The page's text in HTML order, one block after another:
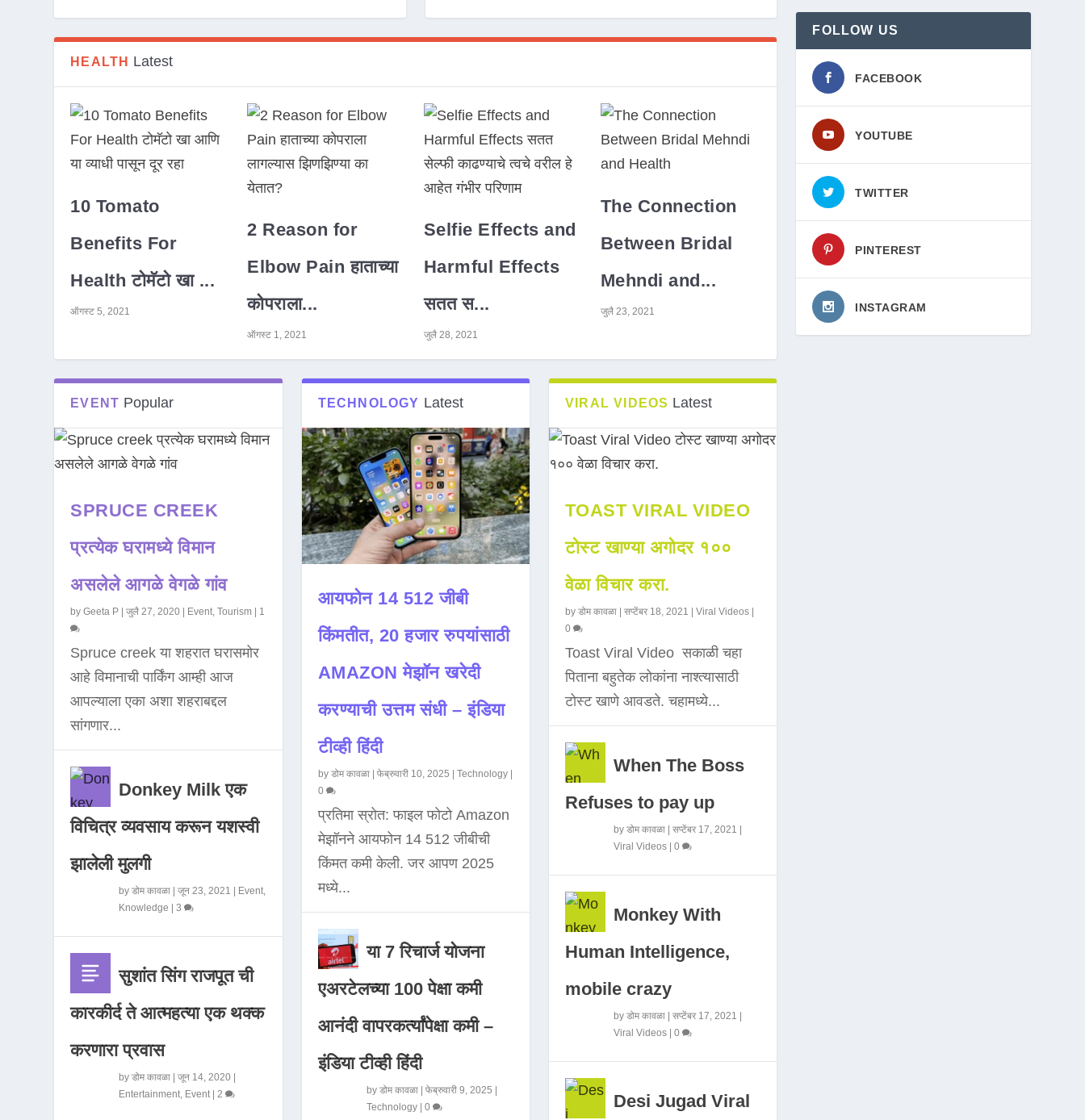
HEALTH Latest
10 Tomato
Benefits For
Health टोमॅटो खा ...
ऑगस्ट 5, 2021
2 Reason for
Elbow Pain हाताच्या
कोपराला...
ऑगस्ट 1, 2021
Selfie Effects and
Harmful Effects
सतत स...
जुलै 28, 2021
The Connection
Between Bridal
Mehndi and...
जुलै 23, 2021
EVENT Popular
SPRUCE CREEK
प्रत्येक घरामध्ये विमान
असलेले आगळे वेगळे गांव
byGeeta P |जुलै 27, 2020 Event,Tourism 1
Spruce creek या शहरात घरासमोर
आहे विमानाची पार्किंग आम्ही आज
आपल्याला एका अशा शहराबद्दल
सांगणार...
Donkey Milk एक
विचित्र व्यवसाय करून यशस्वी
झालेली मुलगी
byडोम कावळा |जून 23, 2021 Event,
Knowledge |3
सुशांत सिंग राजपूत ची
कारकीर्द ते आत्महत्या एक थक्क
करणारा प्रवास
byडोम कावळा |जून 14, 2020
Entertainment, Event|2
TECHNOLOGY Latest
आयफोन 14 512 जीबी
किंमतीत, 20 हजार रुपयांसाठी
AMAZON मेझॉन खरेदी
करण्याची उत्तम संधी – इंडिया
टीव्ही हिंदी
by डोम कावळा| फेब्रुवारी 10, 2025 Technology|
0
प्रतिमा स्रोत: फाइल फोटो Amazon
मेझॉनने आयफोन 14 512 जीबीची
किंमत कमी केली. जर आपण 2025
मध्ये...
या 7 रिचार्ज योजना
एअरटेलच्या 100 पेक्षा कमी
आनंदी वापरकर्त्यांपेक्षा कमी –
इंडिया टीव्ही हिंदी
by डोम कावळा| फेब्रुवारी 9, 2025
Technology| 0
VIRAL VIDEOS Latest
TOAST VIRAL VIDEO
टोस्ट खाण्या अगोदर १००
वेळा विचार करा.
by डोम कावळा| सप्टेंबर 18, 2021 Viral Videos|
0
Toast Viral Video सकाळी चहा
पिताना बहुतेक लोकांना नाश्त्यासाठी
टोस्ट खाणे आवडते. चहामध्ये...
When The Boss
Refuses to pay up
by डोम कावळा| सप्टेंबर 17, 2021
Viral Videos| 0
Monkey With
Human Intelligence,
mobile crazy
by डोम कावळा| सप्टेंबर 17, 2021
Viral Videos| 0
Desi Jugad Viral
FOLLOW US
FACEBOOK
YOUTUBE
TWITTER
PINTEREST
INSTAGRAM